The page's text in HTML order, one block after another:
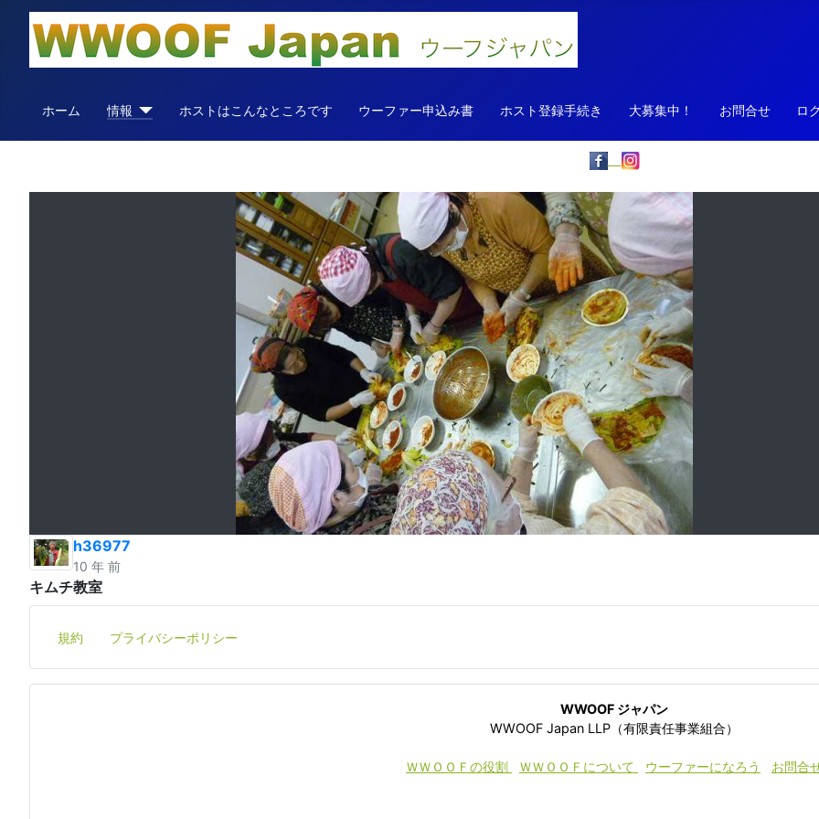
ホーム 情報 ホストはこんなところです ウーファー申込み書 ホスト登録手続き 大募集中！ お問合せ ロ
h36977
10 年 前
キムチ教室
規約 プライバシーポリシー
WWOOF ジャパン
WWOOF Japan LLP（有限責任事業組合）
ＷＷＯＯＦの役割 ＷＷＯＯＦについて ウーファーになろう お問合